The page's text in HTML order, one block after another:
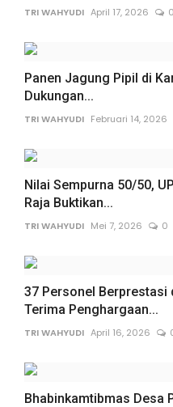
TRI WAHYUDI April 17, 2026 0
Panen Jagung Pipil di
Dukungan...
TRI WAHYUDI Februari 14, 2026
Nilai Sempurna 50/50,
Raja Buktikan...
TRI WAHYUDI Mei 7, 2026 0
37 Personel Berprestasi
Terima Penghargaan...
TRI WAHYUDI April 16, 2026
Bhabinkamtibmas Desa